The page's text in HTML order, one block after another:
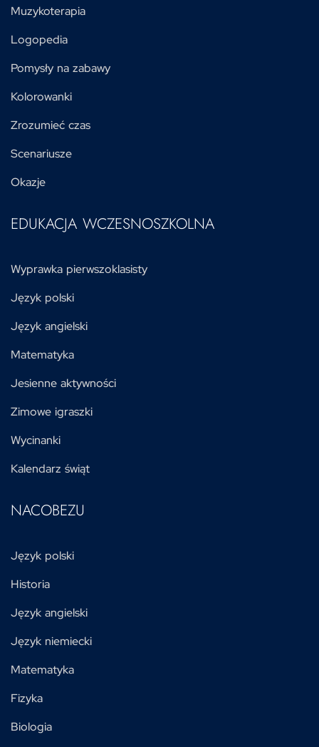
Muzykoterapia
Logopedia
Pomysły na zabawy
Kolorowanki
Zrozumieć czas
Scenariusze
Okazje
EDUKACJA WCZESNOSZKOLNA
Wyprawka pierwszoklasisty
Język polski
Język angielski
Matematyka
Jesienne aktywności
Zimowe igraszki
Wycinanki
Kalendarz świąt
NACOBEZU
Język polski
Historia
Język angielski
Język niemiecki
Matematyka
Fizyka
Biologia